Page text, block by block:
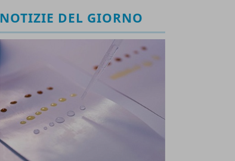
NOTIZIE DEL GIORNO